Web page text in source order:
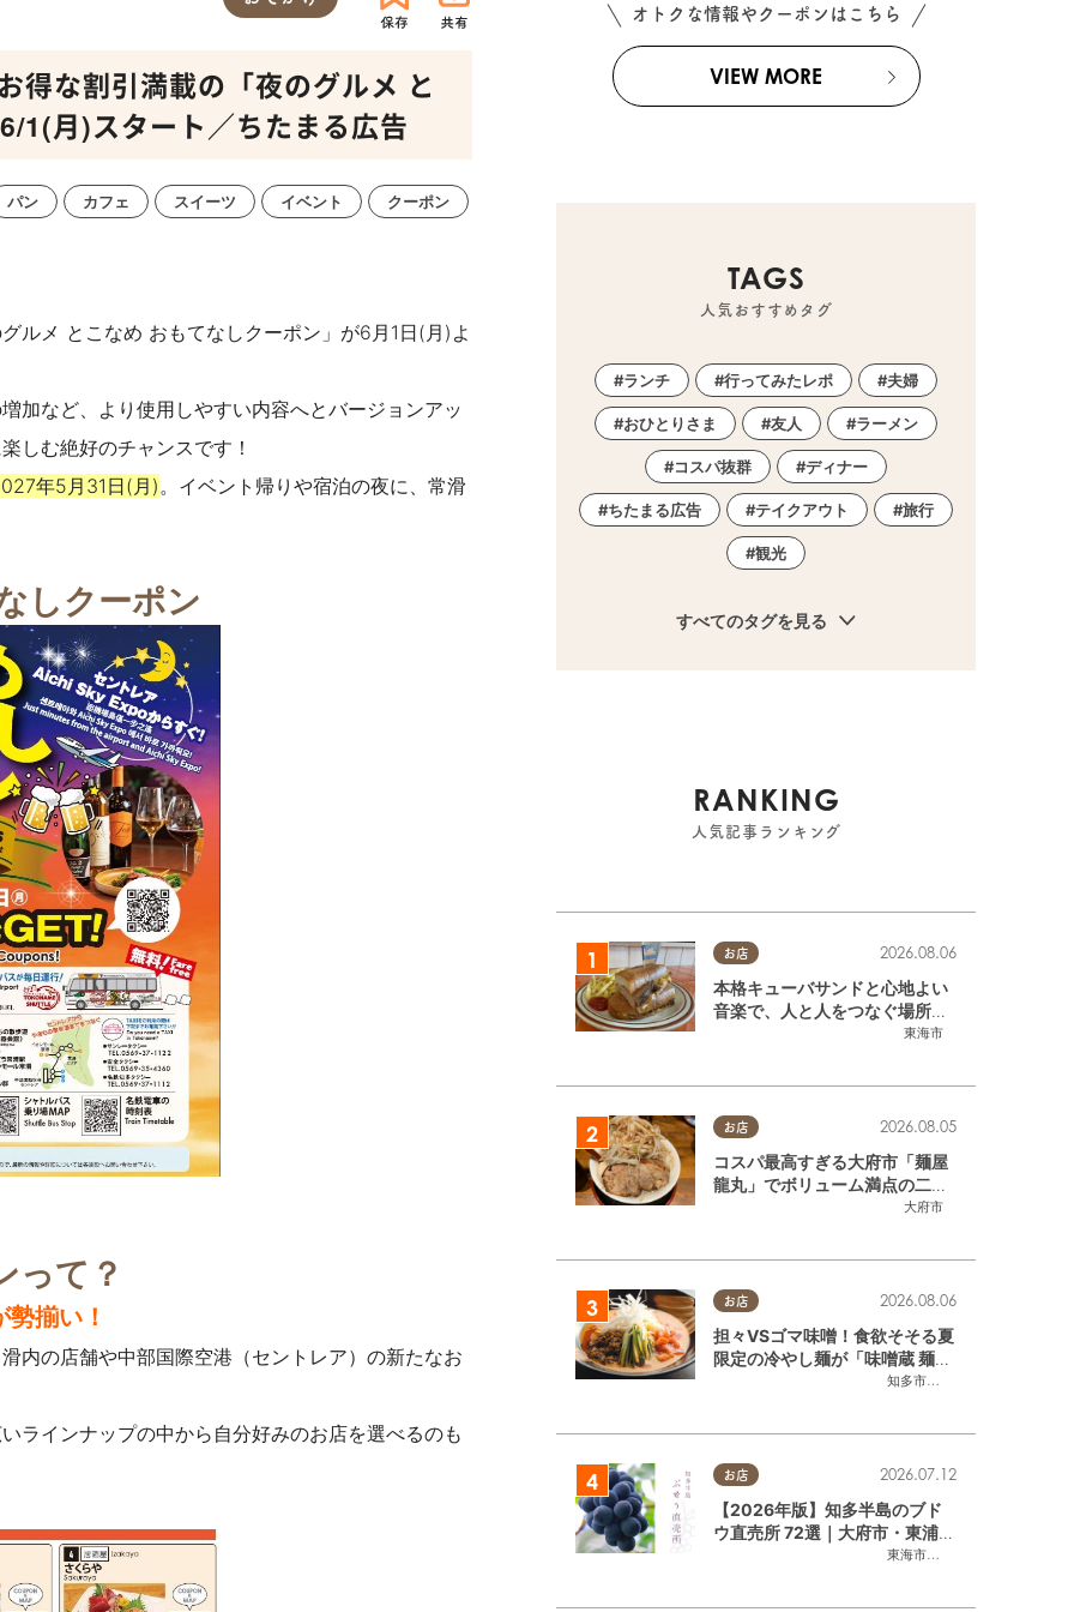
得な割引満載の「夜のグルメ と
1(月)スタート／ちたまる広告
パン カフェ スイーツ イベント クーポン
ルメ とこなめ おもてなしクーポン」が6月1日(月)よ
加など、より使用しやすい内容へとバージョンアッ
しむ絶好のチャンスです！
年5月31日(月)。イベント帰りや宿泊の夜に、常滑
しクーポン
って？
揃い！
内の店舗や中部国際空港（セントレア）の新たなお
ラインナップの中から自分好みのお店を選べるのも
オトクな情報やクーポンはこちら
VIEW MORE
TAGS
人気おすすめタグ
ランチ 行ってみたレポ 夫婦
おひとりさま 友人 ラーメン
コスパ抜群 ディナー
ちたまる広告 テイクアウト 旅行
観光
すべてのタグを見る
RANKING
人気記事ランキング
お店
東海市
2026.08.06
本格キューバサンドと心地よい
音楽で、人と人をつなぐ場所。
東海市「JAMMIN'STANDHOU
お店
大府市
2026.08.05
コスパ最高すぎる大府市「麺屋
龍丸」でボリューム満点の二郎
系ラーメンを堪能してきた
お店
知多市
,半田市
2026.08.06
担々VSゴマ味噌！食欲そそる夏
限定の冷やし麺が「味噌蔵 麺四
朗 半田店・知多店」で登場／ち
お店
東海市
,大府市
2026.07.12
【2026年版】知多半島のブド
ウ直売所 72選｜大府市・東浦町
ほかエリア別に一挙紹介